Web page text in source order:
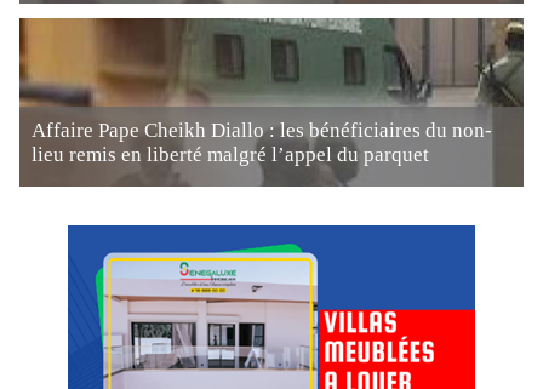
Affaire Pape Cheikh Diallo : les bénéficiaires du non-
lieu remis en liberté malgré l’appel du parquet